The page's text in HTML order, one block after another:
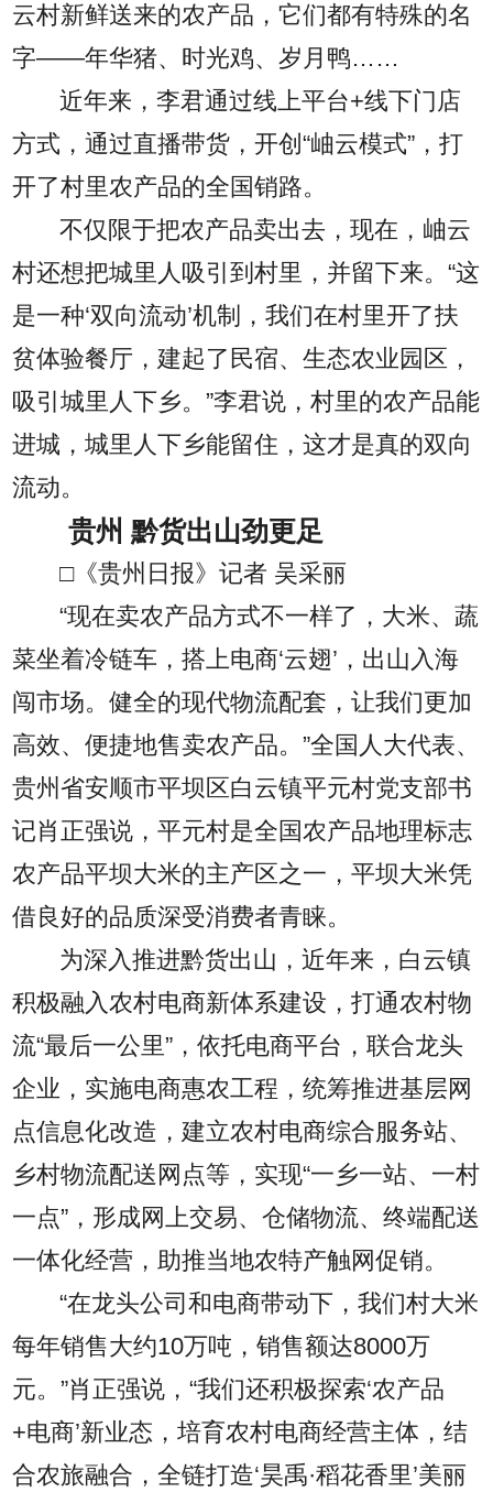
云村新鲜送来的农产品，它们都有特殊的名
字——年华猪、时光鸡、岁月鸭……
近年来，李君通过线上平台+线下门店
方式，通过直播带货，开创“岫云模式”，打
开了村里农产品的全国销路。
不仅限于把农产品卖出去，现在，岫云
村还想把城里人吸引到村里，并留下来。“这
是一种‘双向流动’机制，我们在村里开了扶
贫体验餐厅，建起了民宿、生态农业园区，
吸引城里人下乡。”李君说，村里的农产品能
进城，城里人下乡能留住，这才是真的双向
流动。
贵州 黔货出山劲更足
□《贵州日报》记者 吴采丽
“现在卖农产品方式不一样了，大米、蔬
菜坐着冷链车，搭上电商‘云翅’，出山入海
闯市场。健全的现代物流配套，让我们更加
高效、便捷地售卖农产品。”全国人大代表、
贵州省安顺市平坝区白云镇平元村党支部书
记肖正强说，平元村是全国农产品地理标志
农产品平坝大米的主产区之一，平坝大米凭
借良好的品质深受消费者青睐。
为深入推进黔货出山，近年来，白云镇
积极融入农村电商新体系建设，打通农村物
流“最后一公里”，依托电商平台，联合龙头
企业，实施电商惠农工程，统筹推进基层网
点信息化改造，建立农村电商综合服务站、
乡村物流配送网点等，实现“一乡一站、一村
一点”，形成网上交易、仓储物流、终端配送
一体化经营，助推当地农特产触网促销。
“在龙头公司和电商带动下，我们村大米
每年销售大约10万吨，销售额达8000万
元。”肖正强说，“我们还积极探索‘农产品
+电商’新业态，培育农村电商经营主体，结
合农旅融合，全链打造‘昊禹·稻花香里’美丽